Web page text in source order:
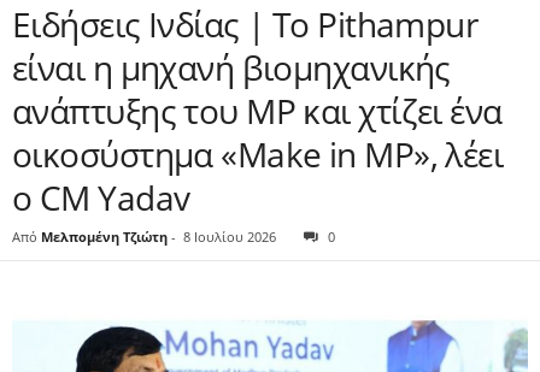
Ειδήσεις Ινδίας | Το Pithampur
είναι η μηχανή βιομηχανικής
ανάπτυξης του MP και χτίζει ένα
οικοσύστημα «Make in MP», λέει
ο CM Yadav
Από Μελπομένη Τζιώτη - 8 Ιουλίου 2026 0